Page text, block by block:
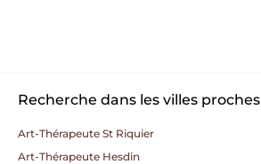
Recherche dans les villes proches
Art-Thérapeute St Riquier
Art-Thérapeute Hesdin